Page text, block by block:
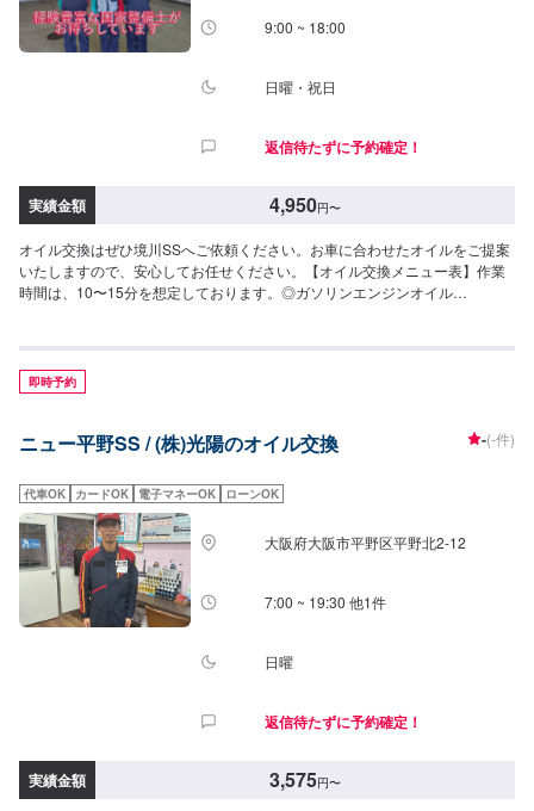
9:00 ~ 18:00
日曜・祝日
返信待たずに予約確定！
実績金額 4,950円〜
オイル交換はぜひ境川SSへご依頼ください。お車に合わせたオイルをご提案
いたしますので、安心してお任せください。【オイル交換メニュー表】作業
時間は、10〜15分を想定しております。◎ガソリンエンジンオイル
4.0L)●COSMOFILLIOSP(0W-20)3,410円/L→8,525円/台(軽自動車：
2.5L)→10,230円/台(小型車：3.0L)→11,935円/台(中型車：3.5L)→13,640円/
台(中型車：4.0L)●COSMOFILLIOSP(5W-30)1,980円/L→4,950円/台(軽自動
台(中型車：4.0L)●COSMOFILLIOSP(10W-30)2,860円/L→7,150円/台(軽自動
円/台(中型車：4.0L)●COSMOFILLIOSN(5W-40)3,630円/L→9,075円/台(軽自
動車：2.5L)→10,890円/台(小型車：3.0L)→12,705円/台(中型車：
3.5L)→14,520円/台(中型車：4.0L)●COSMOLIOSP(5W-30)1,980円/L→4,950
円/台(軽自動車：2.5L)→5,940円/台(小型車：3.0L)→6,930円/台(中型車：
3.5L)→7,920円/台(中型車：4.0L)◎ディーゼルエンジンオイル
●COSMOLIODIESELDL-1(5W-30)1,760円/L→4,400円/台(軽自動車：
2.5L)→5,280円/台(小型車：3.0L)→6,160円/台(中型車：3.5L)→7,040円/台(中
動車：2.5L)→5,280円/台(小型車：3.0L)→6,160円/台(中型車：3.5L)→7,040
オイルエレメント3,850円▶︎オイルエレメント（トラック）5,500円
即時予約
ニュー平野SS / (株)光陽のオイル交換 -(-件)
代車OK カードOK 電子マネーOK ローンOK
大阪府大阪市平野区平野北2-12
7:00 ~ 19:30 他1件
日曜
返信待たずに予約確定！
実績金額 3,575円〜